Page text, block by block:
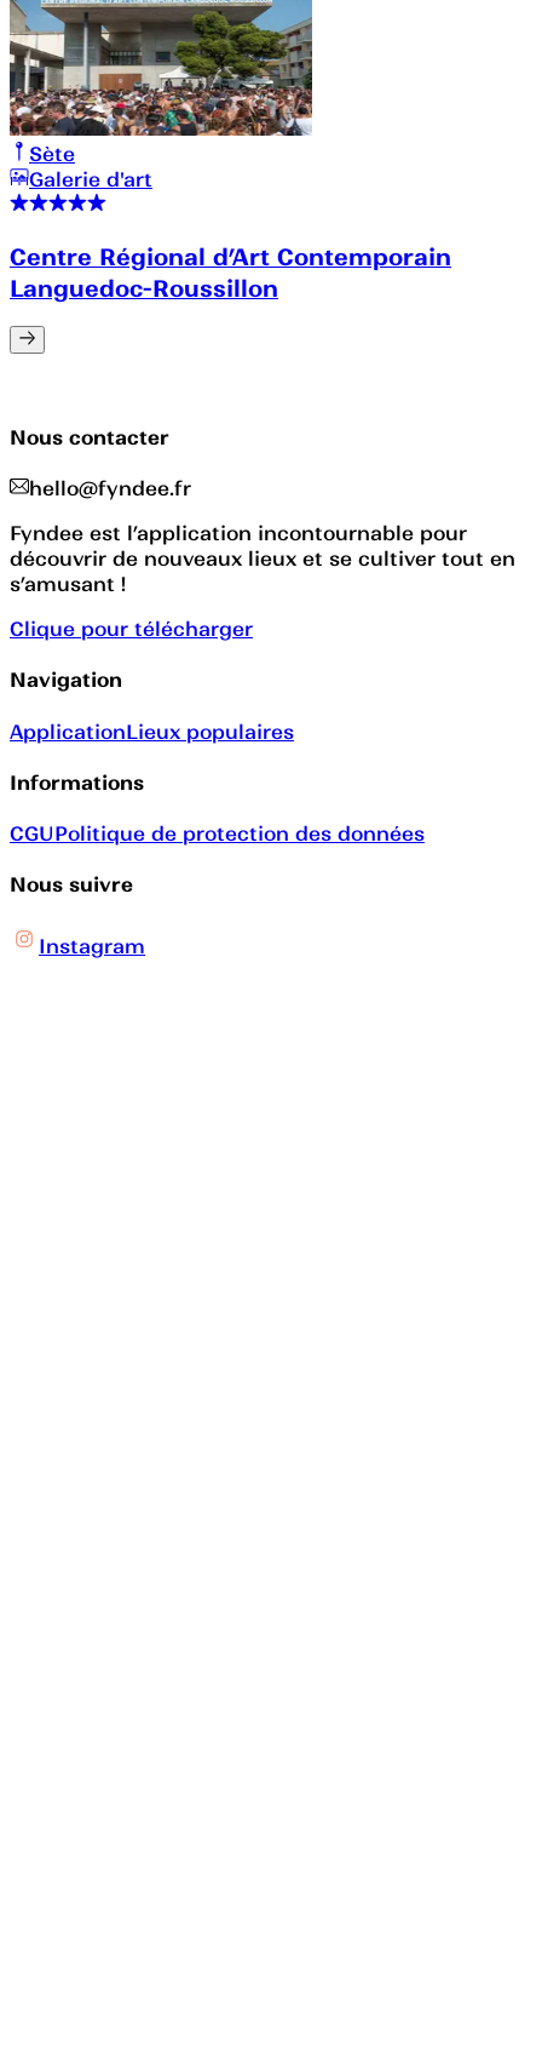
Sète
Galerie d'art
Centre Régional d’Art Contemporain
Languedoc-Roussillon
Nous contacter
hello@fyndee.fr
Fyndee est l’application incontournable pour
découvrir de nouveaux lieux et se cultiver tout en
s’amusant !
Clique pour télécharger
Navigation
ApplicationLieux populaires
Informations
CGUPolitique de protection des données
Nous suivre
Instagram